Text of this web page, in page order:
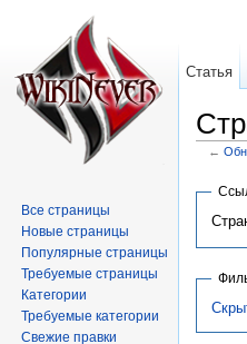
←
Статья
Все страницы
Новые страницы
Популярные страницы
Требуемые страницы
Категории
Требуемые категории
Свежие правки